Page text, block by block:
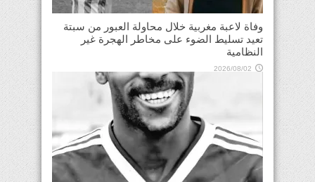
وفاة لاعبة مغربية خلال محاولة العبور من سبتة
تعيد تسليط الضوء على مخاطر الهجرة غير
النظامية
2026/08/02